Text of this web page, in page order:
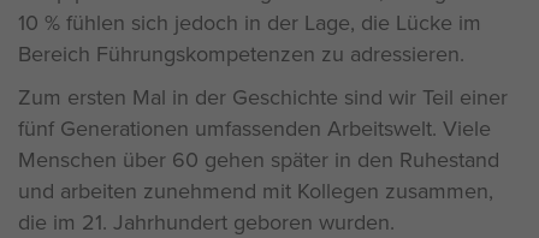
10 % fühlen sich jedoch in der Lage, die Lücke im
Bereich Führungskompetenzen zu adressieren.
Zum ersten Mal in der Geschichte sind wir Teil einer
fünf Generationen umfassenden Arbeitswelt. Viele
Menschen über 60 gehen später in den Ruhestand
und arbeiten zunehmend mit Kollegen zusammen,
die im 21. Jahrhundert geboren wurden.